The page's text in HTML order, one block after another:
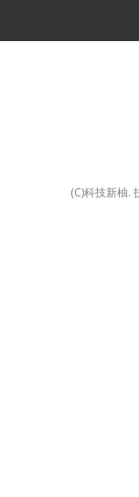
(C)科技新柚.